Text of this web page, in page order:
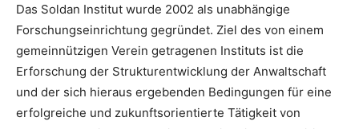
Das Soldan Institut wurde 2002 als unabhängige
Forschungseinrichtung gegründet. Ziel des von einem
gemeinnützigen Verein getragenen Instituts ist die
Erforschung der Strukturentwicklung der Anwaltschaft
und der sich hieraus ergebenden Bedingungen für eine
erfolgreiche und zukunftsorientierte Tätigkeit von